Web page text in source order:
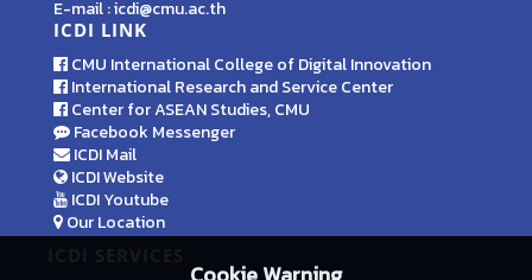
E-mail : icdi@cmu.ac.th
ICDI LINK
CMU International College of Digital Innovation
International Research and Service Center
Center for ASEAN Studies, CMU
Facebook Messenger
ICDI Mail
ICDI Website
ICDI Youtube
Our Location